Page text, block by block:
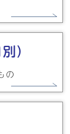
）
の